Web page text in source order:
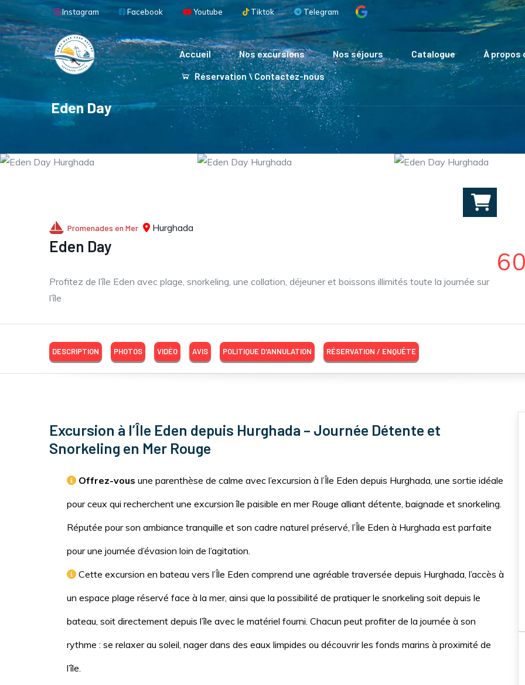
Aller au contenu principal
Instagram Facebook Youtube Tiktok
Telegram
Main navigation
Accueil Nos excursions Nos séjours Catalogue
À propos
Réservation \ Contactez-nous
Eden Day
Promenades en Mer Hurghada
Eden Day
Profitez de l’île Eden avec plage, snorkeling, une collation, déjeuner et boissons illimités toute la journée sur
l’île
DESCRIPTION PHOTOS VIDÉO AVIS POLITIQUE D'ANNULATION RÉSERVATION / ENQUÊTE
Excursion à l’Île Eden depuis Hurghada – Journée Détente et
Snorkeling en Mer Rouge
Offrez-vous une parenthèse de calme avec l’excursion à l’Île Eden depuis Hurghada, une sortie idéale
pour ceux qui recherchent une excursion île paisible en mer Rouge alliant détente, baignade et snorkeling.
Réputée pour son ambiance tranquille et son cadre naturel préservé, l’Île Eden à Hurghada est parfaite
pour une journée d’évasion loin de l’agitation.
Cette excursion en bateau vers l’Île Eden comprend une agréable traversée depuis Hurghada, l’accès à
un espace plage réservé face à la mer, ainsi que la possibilité de pratiquer le snorkeling soit depuis le
bateau, soit directement depuis l’île avec le matériel fourni. Chacun peut profiter de la journée à son
rythme : se relaxer au soleil, nager dans des eaux limpides ou découvrir les fonds marins à proximité de
l’île.